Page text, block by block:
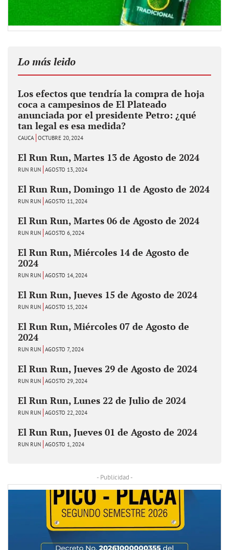
Lo más leido
Los efectos que tendría la compra de hoja
coca a campesinos de El Plateado
anunciada por el presidente Petro: ¿qué
tan legal es esa medida?
CAUCA OCTUBRE 20, 2024
El Run Run, Martes 13 de Agosto de 2024
RUN RUN AGOSTO 13, 2024
El Run Run, Domingo 11 de Agosto de 2024
RUN RUN AGOSTO 11, 2024
El Run Run, Martes 06 de Agosto de 2024
RUN RUN AGOSTO 6, 2024
El Run Run, Miércoles 14 de Agosto de
2024
RUN RUN AGOSTO 14, 2024
El Run Run, Jueves 15 de Agosto de 2024
RUN RUN AGOSTO 15, 2024
El Run Run, Miércoles 07 de Agosto de
2024
RUN RUN AGOSTO 7, 2024
El Run Run, Jueves 29 de Agosto de 2024
RUN RUN AGOSTO 29, 2024
El Run Run, Lunes 22 de Julio de 2024
RUN RUN AGOSTO 22, 2024
El Run Run, Jueves 01 de Agosto de 2024
RUN RUN AGOSTO 1, 2024
- Publicidad -